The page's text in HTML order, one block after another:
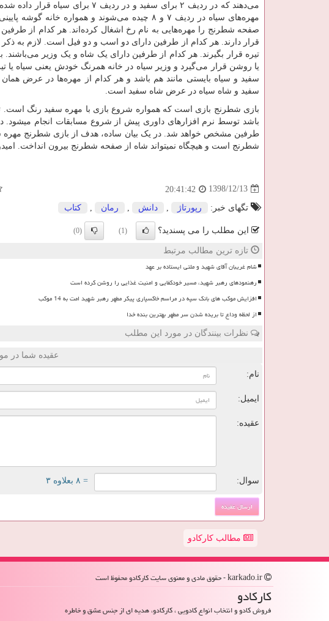
مهره‌های سیاه در ردیف ۷ و ۸ چیده می‌شوند و
صفحه شطرنج را مهره‌هایی به نام رخ اشغال کرده‌اند. هر کدام از
قرار دارند. هر کدام از طرفین دارای دو اسب و دو فیل است. لازم به
تیره قرار بگیرند. هر کدام از طرفین دارای یک شاه و یک وزیر
یا روشن قرار می‌گیرد و وزیر سیاه در خانه همرنگ خودش یعنی سیاه
سفید و سیاه بایستی مانند هم باشد و هر کدام از مهره‌ها در عرض
سفید و شاه سیاه در عرض شاه سفید است.
بازی شطرنج بازی است که همواره شروع بازی با مهره سفید رنگ
باشد توسط نرم افزارهای داوری پیش از شروع مسابقات انجام
طرفین مشخص خواهد شد. در یک بیان ساده، هدف از بازی شطرنج مهره
شطرنج است و هیچگاه نمیتواند شاه از صفحه شطرنج بیرون انداخت.
1398/12/13
20:41:42
تگهای خبر: رپورتاژ دانش رمان كتاب
این مطلب را می پسندید؟ (1)
(0)
تازه ترین مطالب مرتبط
شام غریبان آقای شهید و ملتی ایستاده بر عهد
رهنمودهای رهبر شهید، مسیر خودکفایی و امنیت غذایی را روشن کرده است
افزایش موکب های بانک سپه در مراسم خاکسپاری پیکر مطهر رهبر شهید امت به 14 موکب
از لحظه وداع تا بریده شدن سر مطهر بهترین بنده خدا
نظرات بینندگان در مورد این مطلب
عقیده شما در
نام:
ایمیل:
عقیده:
سوال: = ۸ بعلاوه ۳
مطالب کارکادو
كاركادو
فروش کادو و انتخاب انواع کادویی ، کارکادو، هدیه ای از جنس عشق و خاطره